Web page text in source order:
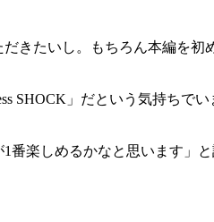
きたいし。もちろん本編を初
SHOCK」だという気持ちで
楽しめるかなと思います」と